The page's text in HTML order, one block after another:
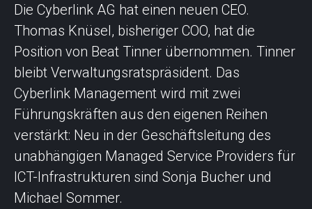
Die Cyberlink AG hat einen neuen CEO.
Thomas Knüsel, bisheriger COO, hat die
Position von Beat Tinner übernommen. Tinner
bleibt Verwaltungsratspräsident. Das
Cyberlink Management wird mit zwei
Führungskräften aus den eigenen Reihen
verstärkt: Neu in der Geschäftsleitung des
unabhängigen Managed Service Providers für
ICT-Infrastrukturen sind Sonja Bucher und
Michael Sommer.